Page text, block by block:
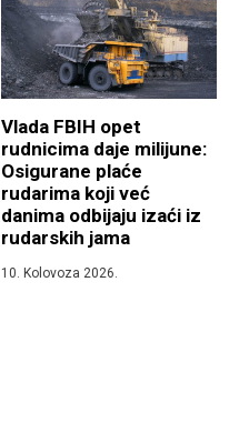
Vlada FBIH opet
rudnicima daje milijune:
Osigurane plaće
rudarima koji već
danima odbijaju izaći iz
rudarskih jama
10. Kolovoza 2026.